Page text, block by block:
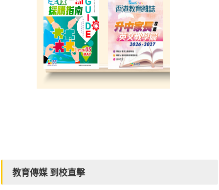
教育傳媒 到校直擊